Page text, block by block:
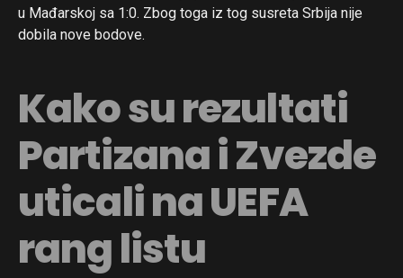
u Mađarskoj sa 1:0. Zbog toga iz tog susreta Srbija nije
dobila nove bodove.
Kako su rezultati
Partizana i Zvezde
uticali na UEFA
rang listu